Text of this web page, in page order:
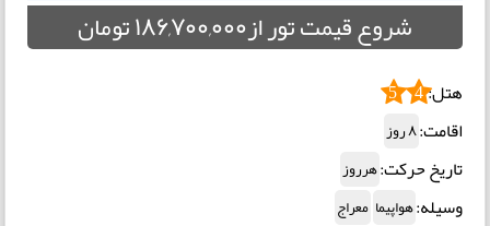
شروع قیمت تور از186,700,000 تومان
هتل: 4
5
اقامت:8 روز
تاریخ حرکت:هرروز
وسیله:هواپیما معراج